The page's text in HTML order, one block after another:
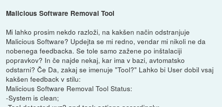
Malicious Software Removal Tool
Mi lahko prosim nekdo razloži, na kakšen način odstranjuje
Malicious Software? Updejta se mi redno, vendar mi nikoli ne da
nobenega feedbacka. Se tole samo zažene po inštalaciji
popravkov? In če najde nekaj, kar ima v bazi, avtomatsko
odstarni? Če Da, zakaj se imenuje "Tool?" Lahko bi User dobil vsaj
kakšen feedback v stilu:
Malicious Software Removal Tool Status:
-System is clean;